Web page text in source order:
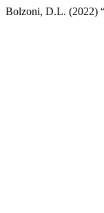
Bolzoni, D.L. (2022)